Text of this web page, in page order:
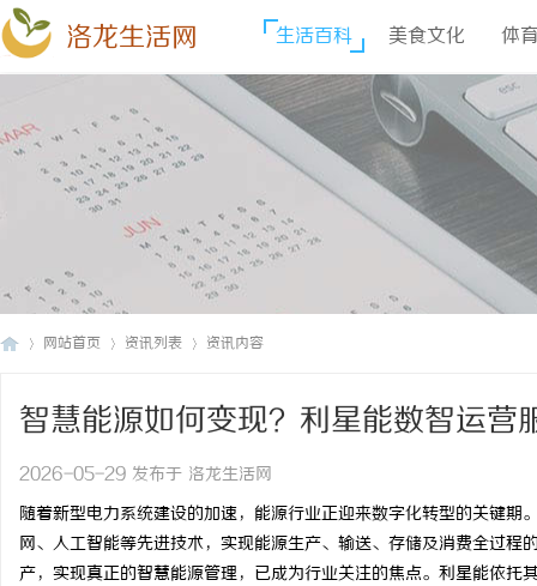
洛龙生活网 生活百科 美食文化 体
网站首页 资讯列表 资讯内容
智慧能源如何变现？利星能数智运营
2026-05-29 发布于 洛龙生活网
随着新型电力系统建设的加速，能源行业正迎来数字化转型的关键
网、人工智能等先进技术，实现能源生产、输送、存储及消费全过
产，实现真正的智慧能源管理，已成为行业关注的焦点。利星能依